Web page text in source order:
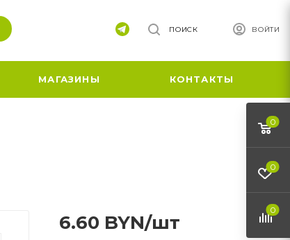
ВОЙТИ
ПОИСК
МАГАЗИНЫ КОНТАКТЫ
6.60 BYN/шт
0
0
0